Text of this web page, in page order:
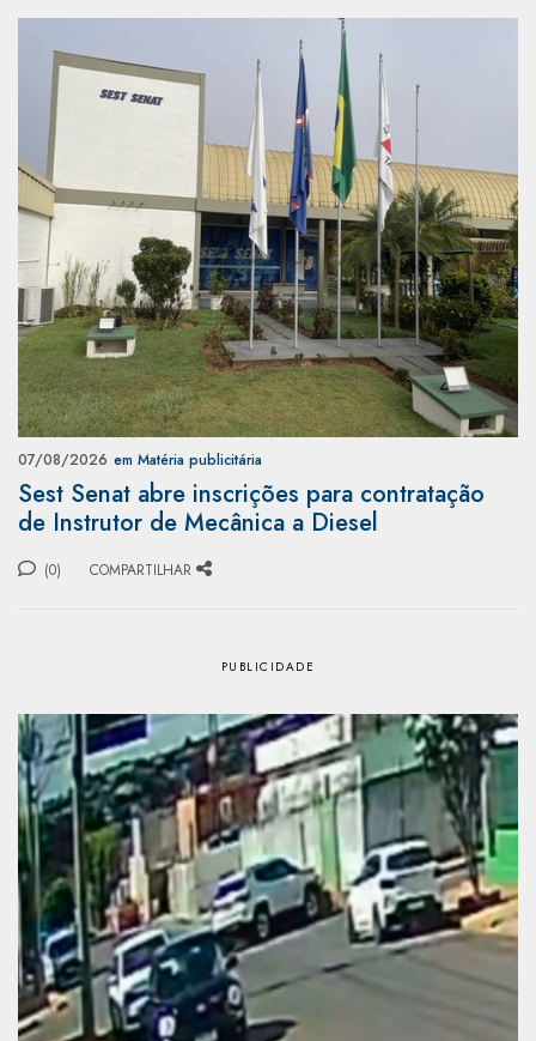
07/08/2026 em Matéria publicitária
Sest Senat abre inscrições para contratação
de Instrutor de Mecânica a Diesel
(0) COMPARTILHAR